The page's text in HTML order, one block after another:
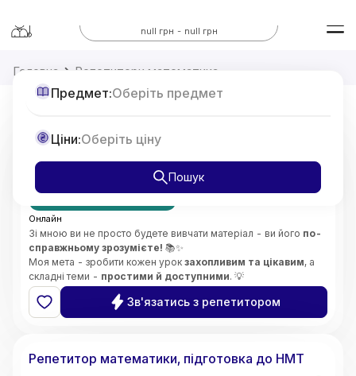
null грн - null грн
Предмет:Оберіть предмет
Ціни:Оберіть ціну
Пошук
Головна Репетитори математика
Репетитор з Математики 7-11 класи,
Онлайн
Зі мною ви не просто будете вивчати матеріал - ви його по-
справжньому зрозумієте! 📚✨
Моя мета - зробити кожен урок захопливим та цікавим, а
складні теми - простими й доступними. 💡
Особливу увагу приділяю
концепцій
і розвиткулогічного мислення. 🧠🔍
Викладаюбез стресу, підтримую та мотивую учнів,
Зв'язатись з репетитором
Репетитор математики, підготовка до НМТ